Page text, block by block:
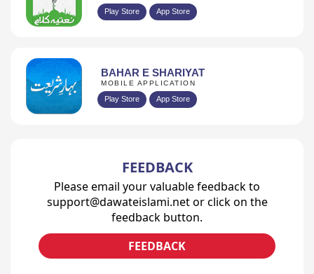
Play Store App Store
BAHAR E SHARIYAT
MOBILE APPLICATION
Play Store App Store
FEEDBACK
Please email your valuable feedback to
support@dawateislami.net or click on the
feedback button.
FEEDBACK